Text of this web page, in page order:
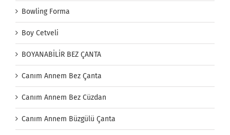
Bowling Forma
Boy Cetveli
BOYANABİLİR BEZ ÇANTA
Canım Annem Bez Çanta
Canım Annem Bez Cüzdan
Canım Annem Büzgülü Çanta